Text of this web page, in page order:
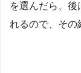
を選んだら、後
れるので、その